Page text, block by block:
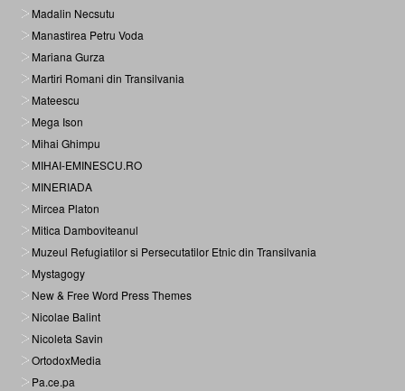
Madalin Necsutu
Manastirea Petru Voda
Mariana Gurza
Martiri Romani din Transilvania
Mateescu
Mega Ison
Mihai Ghimpu
MIHAI-EMINESCU.RO
MINERIADA
Mircea Platon
Mitica Damboviteanul
Muzeul Refugiatilor si Persecutatilor Etnic din Transilvania
Mystagogy
New & Free Word Press Themes
Nicolae Balint
Nicoleta Savin
OrtodoxMedia
Pa.ce.pa